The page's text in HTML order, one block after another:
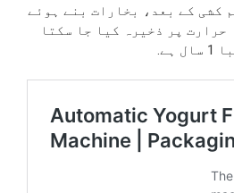
کشی کے بعد، بخارات بنے ہوئے
حرارت پر ذخیرہ کیا جا سکتا